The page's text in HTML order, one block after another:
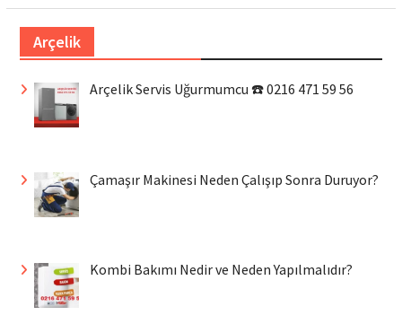
Arçelik
Arçelik Servis Uğurmumcu ☎️ 0216 471 59 56
Çamaşır Makinesi Neden Çalışıp Sonra Duruyor?
Kombi Bakımı Nedir ve Neden Yapılmalıdır?